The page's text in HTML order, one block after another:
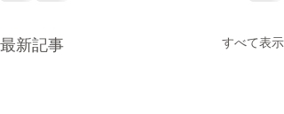
最新記事 すべて表示